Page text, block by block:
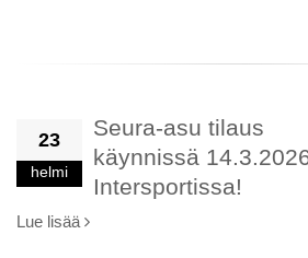
23
helmi
Seura-asu tilaus
käynnissä
Intersportissa!
Lue lisää